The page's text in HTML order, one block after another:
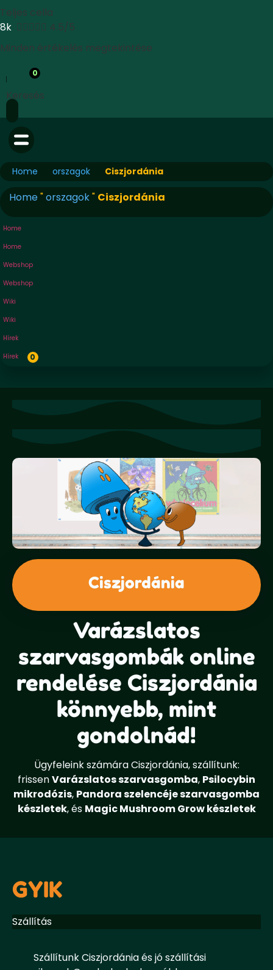
Teljes cella
8k  4.5/5
Minden értékelés megtekintése
0
Keresés
Home orszagok Ciszjordánia
Home"orszagok" Ciszjordánia
Home
Home
Webshop
Webshop
Wiki
Wiki
Hírek
Hírek
0
Ciszjordánia
Varázslatos
szarvasgombák online
rendelése Ciszjordánia
könnyebb, mint
gondolnád!
Ügyfeleink számára Ciszjordánia, szállítunk:
frissenVarázslatos szarvasgomba, Psilocybin
mikrodózis, Pandora szelencéje szarvasgomba
készletek, és Magic Mushroom Grow készletek
GYIK
Szállítás
Szállítunk Ciszjordánia és jó szállítási